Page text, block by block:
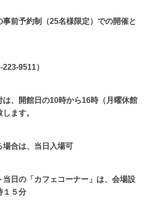
予約制（25名様限定）での開催と
9511）
開館日の10時から16時（月曜休館
ます。
合は、当日入場可
の「カフェコーナー」は、会場設
１５分